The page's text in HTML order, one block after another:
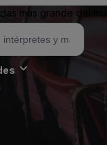
más grande del